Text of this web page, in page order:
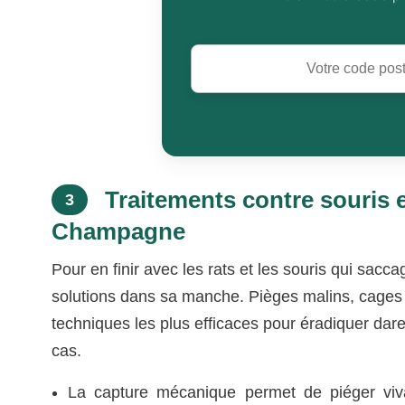
3
Traitements contre souris
Champagne
Pour en finir avec les rats et les souris qui
solutions dans sa manche. Pièges malins,
techniques les plus efficaces pour éradiquer
cas.
La capture mécanique permet de piéger